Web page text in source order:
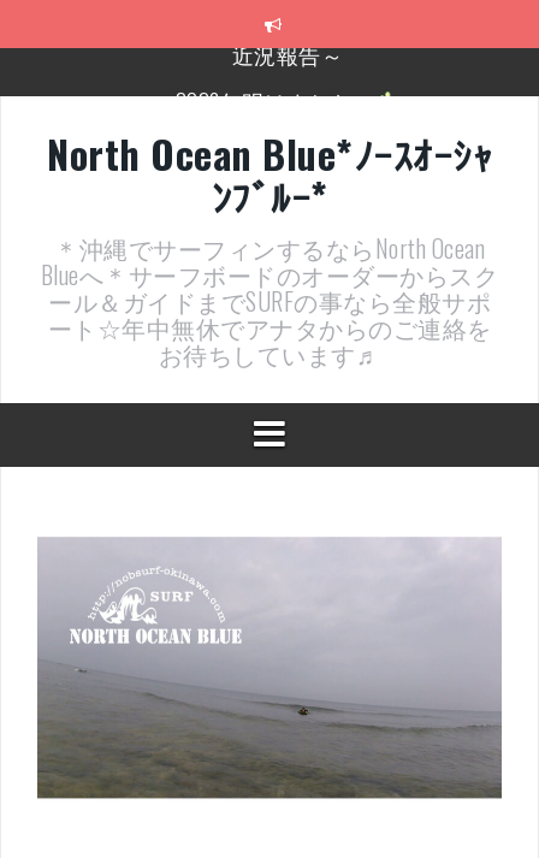
2026年明けました〜
近況報告ww
ヤッチマッターーーー！！！
支部長就任報告と支部予選・検定開催決定！
North Ocean Blue*ﾉｰｽｵｰｼｬ
ﾝﾌﾞﾙｰ*
＊沖縄でサーフィンするならNorth Ocean
Blueへ＊サーフボードのオーダーからスク
ール＆ガイドまでSURFの事なら全般サポ
ート☆年中無休でアナタからのご連絡を
お待ちしています♬